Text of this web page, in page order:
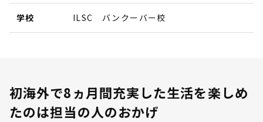
学校 ILSC バンクーバー校
初海外で8ヵ月間充実した生活を楽しめ
たのは担当の人のおかげ